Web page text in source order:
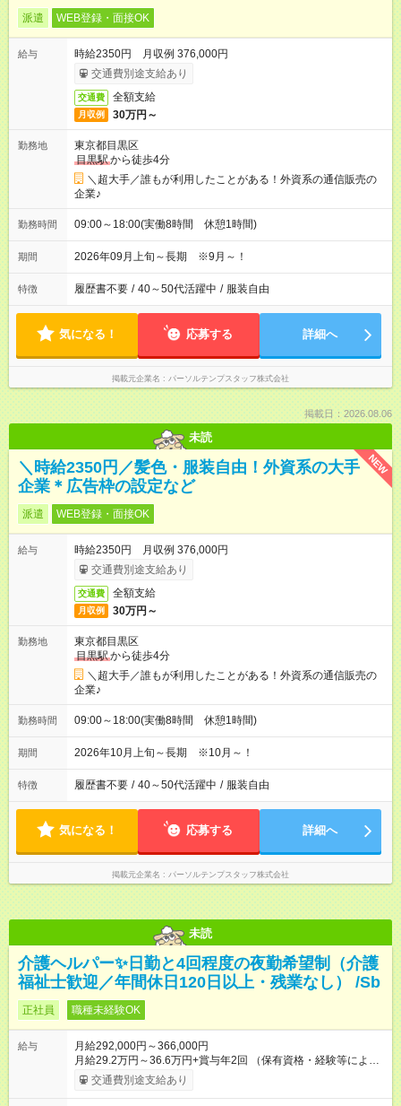
派遣 WEB登録・面接OK
給与
時給2350円 月収例 376,000円
交通費別途支給あり
交通費 全額支給
月収例 30万円～
勤務地
東京都目黒区
目黒駅から徒歩4分
＼超大手／誰もが利用したことがある！外資系の通信販売の
企業♪
勤務時間 09:00～18:00(実働8時間 休憩1時間)
期間 2026年09月上旬～長期 ※9月～！
特徴 履歴書不要 / 40～50代活躍中 / 服装自由
気になる！ 応募する 詳細へ
掲載元企業名 パーソルテンプスタッフ株式会社
掲載日：2026.08.06
未読
NEW
＼時給2350円／髪色・服装自由！外資系の大手
企業＊広告枠の設定など
派遣 WEB登録・面接OK
給与
時給2350円 月収例 376,000円
交通費別途支給あり
交通費 全額支給
月収例 30万円～
勤務地
東京都目黒区
目黒駅から徒歩4分
＼超大手／誰もが利用したことがある！外資系の通信販売の
企業♪
勤務時間 09:00～18:00(実働8時間 休憩1時間)
期間 2026年10月上旬～長期 ※10月～！
特徴 履歴書不要 / 40～50代活躍中 / 服装自由
気になる！ 応募する 詳細へ
掲載元企業名 パーソルテンプスタッフ株式会社
未読
介護ヘルパー✨日勤と4回程度の夜勤希望制（介護
福祉士歓迎／年間休日120日以上・残業なし） /Sb
正社員 職種未経験OK
給与
月給292,000円～366,000円
月給29.2万円～36.6万円+賞与年2回 （保有資格・経験等により
変動） 【無資格の方の入社後のモデル月収】 ［入社］ 無資
格・未経験／月収22.9万円 ［半年～1年］ 実務者研修取得／
交通費別途支給あり